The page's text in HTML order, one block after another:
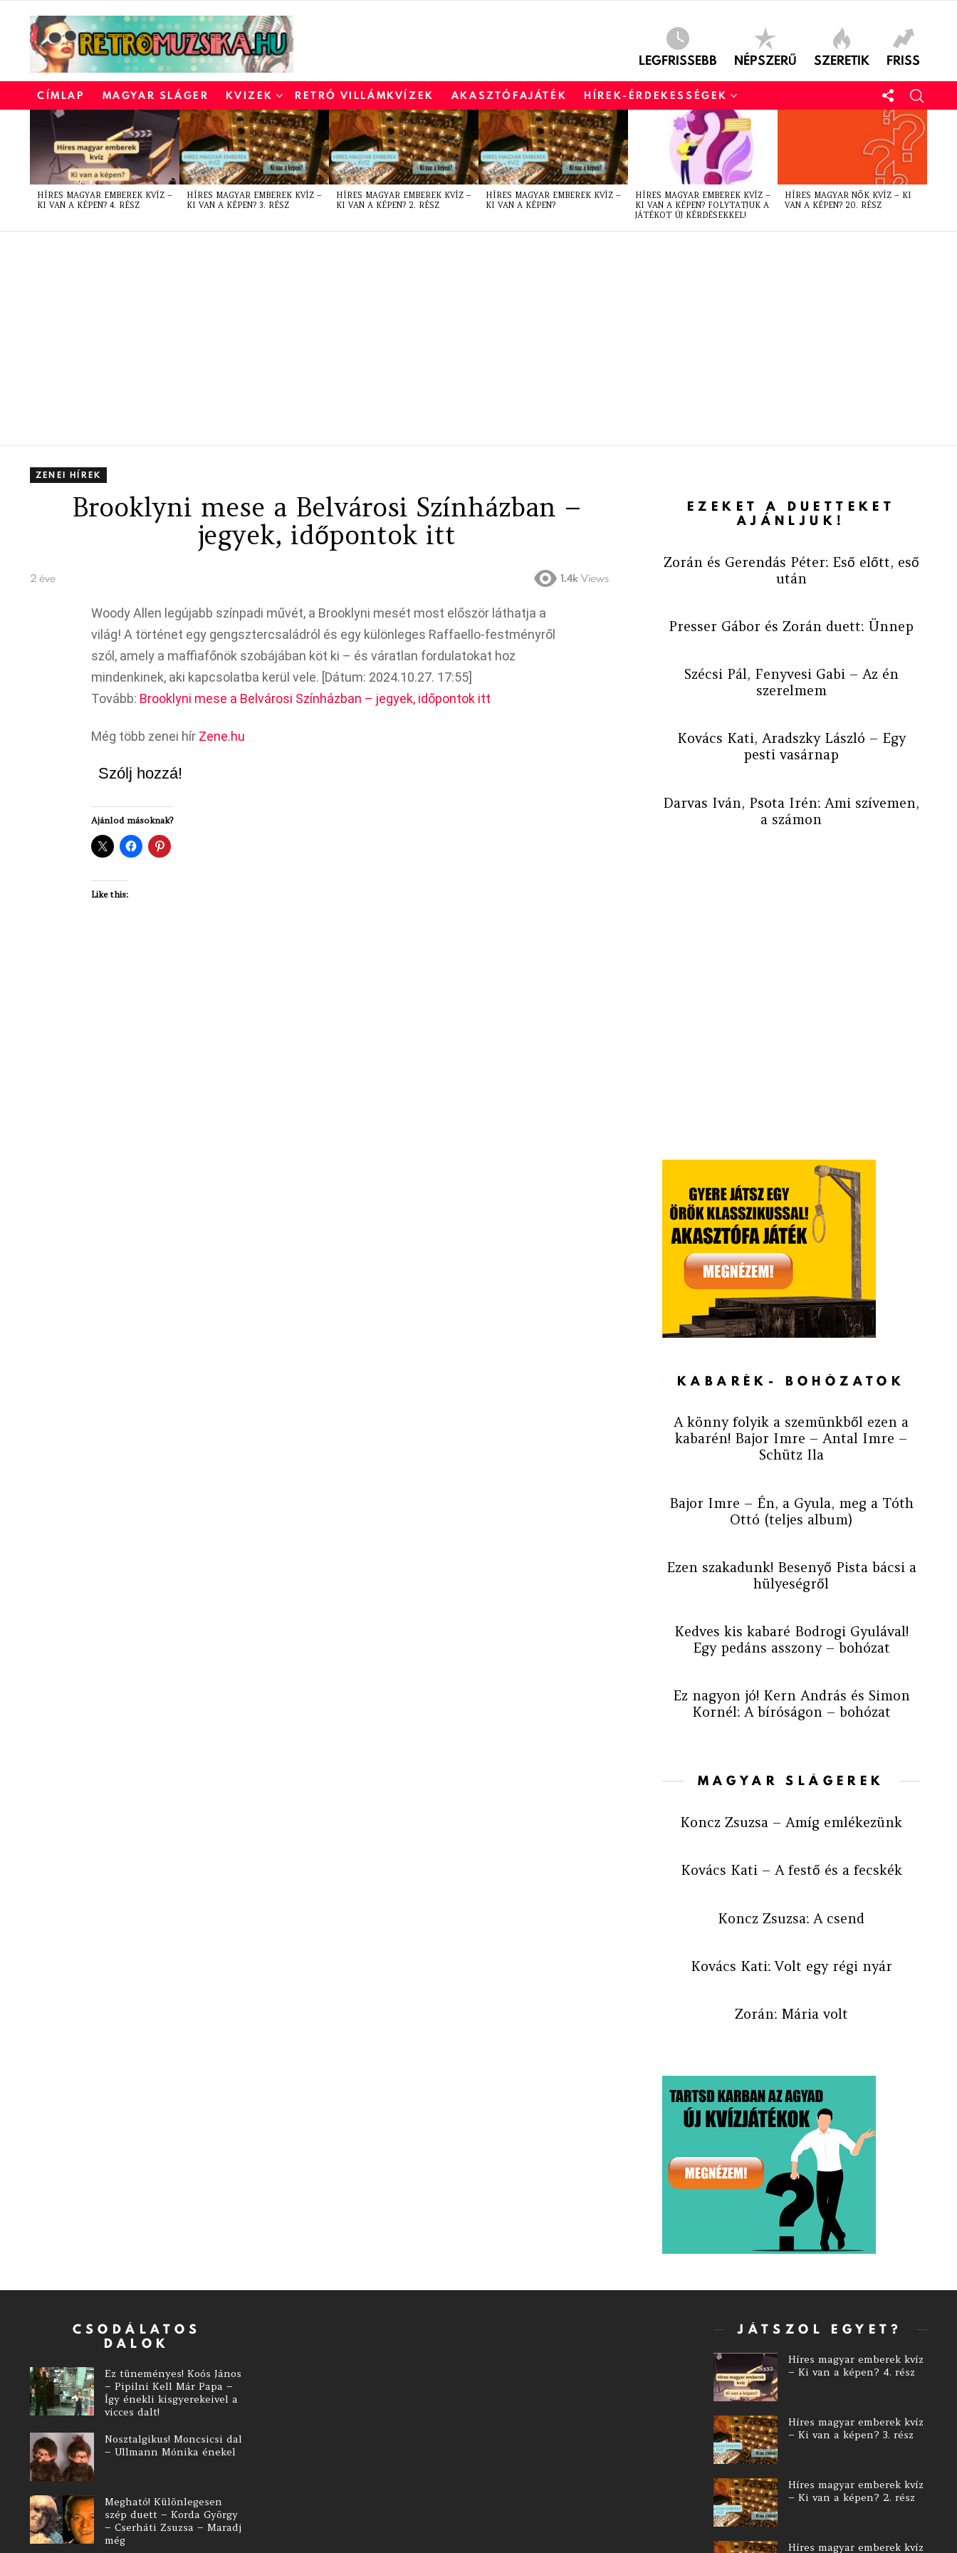
LEGFRISSEBB NÉPSZERŰ SZERETIK FRISS
CÍMLAP MAGYAR SLÁGER KVIZEK RETRÓ VILLÁMKVÍZEK AKASZTÓFAJÁTÉK HÍREK-ÉRDEKESSÉGEK
LATEST
STORIES
HÍRES MAGYAR EMBEREK KVÍZ –
KI VAN A KÉPEN? 4. RÉSZ
HÍRES MAGYAR EMBEREK KVÍZ –
KI VAN A KÉPEN? 3. RÉSZ
HÍRES MAGYAR EMBEREK KVÍZ –
KI VAN A KÉPEN? 2. RÉSZ
HÍRES MAGYAR EMBEREK KVÍZ –
KI VAN A KÉPEN?
HÍRES MAGYAR EMBEREK KVÍZ –
KI VAN A KÉPEN? FOLYTATJUK A
JÁTÉKOT ÚJ KÉRDÉSEKKEL!
HÍRES MAGYAR NŐK KVÍZ – KI
VAN A KÉPEN? 20. RÉSZ
ZENEI HÍREK
Brooklyni mese a Belvárosi Színházban –
jegyek, időpontok itt
2 éve 1.4k Views
Woody Allen legújabb színpadi művét, a Brooklyni mesét most először láthatja a
világ! A történet egy gengsztercsaládról és egy különleges Raffaello-festményről
szól, amely a maffiafőnök szobájában köt ki – és váratlan fordulatokat hoz
mindenkinek, aki kapcsolatba kerül vele. [Dátum: 2024.10.27. 17:55]
Tovább: Brooklyni mese a Belvárosi Színházban – jegyek, időpontok itt
Még több zenei hír Zene.hu
Szólj hozzá!
Ajánlod másoknak?
Like this:
EZEKET A DUETTEKET
AJÁNLJUK!
Zorán és Gerendás Péter: Eső előtt, eső
után
Presser Gábor és Zorán duett: Ünnep
Szécsi Pál, Fenyvesi Gabi – Az én
szerelmem
Kovács Kati, Aradszky László – Egy
pesti vasárnap
Darvas Iván, Psota Irén: Ami szívemen,
a számon
KABARÉK- BOHÓZATOK
A könny folyik a szemünkből ezen a
kabarén! Bajor Imre – Antal Imre –
Schütz Ila
Bajor Imre – Én, a Gyula, meg a Tóth
Ottó (teljes album)
Ezen szakadunk! Besenyő Pista bácsi a
hülyeségről
Kedves kis kabaré Bodrogi Gyulával!
Egy pedáns asszony – bohózat
Ez nagyon jó! Kern András és Simon
Kornél: A bíróságon – bohózat
MAGYAR SLÁGEREK
Koncz Zsuzsa – Amíg emlékezünk
Kovács Kati – A festő és a fecskék
Koncz Zsuzsa: A csend
Kovács Kati: Volt egy régi nyár
Zorán: Mária volt
CSODÁLATOS
DALOK
Ez tüneményes! Koós János
– Pipilni Kell Már Papa –
Így énekli kisgyerekeivel a
vicces dalt!
Nosztalgikus! Moncsicsi dal
– Ullmann Mónika énekel
Megható! Különlegesen
szép duett – Korda György
– Cserháti Zsuzsa – Maradj
még
JÁTSZOL EGYET?
Híres magyar emberek kvíz
– Ki van a képen? 4. rész
Híres magyar emberek kvíz
– Ki van a képen? 3. rész
Híres magyar emberek kvíz
– Ki van a képen? 2. rész
Híres magyar emberek kvíz